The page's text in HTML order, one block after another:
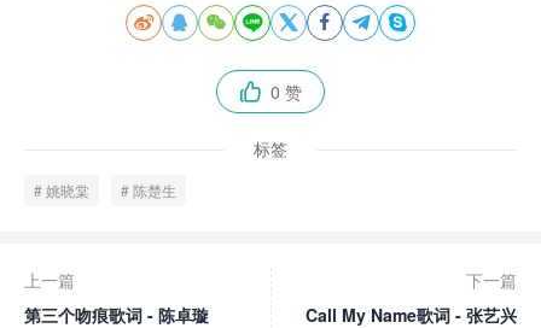
       
 0 赞
标签
姚晓棠 陈楚生
上一篇
第三个吻痕歌词 - 陈卓璇
下一篇
Call My Name歌词 - 张艺兴